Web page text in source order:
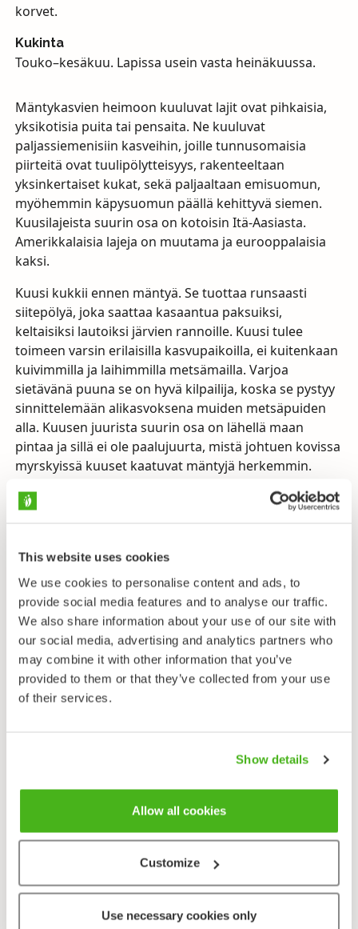
This website uses cookies
We use cookies to personalise content and ads, to
provide social media features and to analyse our traffic.
We also share information about your use of our site with
our social media, advertising and analytics partners who
may combine it with other information that you’ve
provided to them or that they’ve collected from your use
of their services.
Show details
Allow all cookies
Customize
Use necessary cookies only
korvet.
Kukinta
Touko–kesäkuu. Lapissa usein vasta heinäkuussa.
Mäntykasvien heimoon kuuluvat lajit ovat pihkaisia,
yksikotisia puita tai pensaita. Ne kuuluvat
paljassiemenisiin kasveihin, joille tunnusomaisia
piirteitä ovat tuulipölytteisyys, rakenteeltaan
yksinkertaiset kukat, sekä paljaaltaan emisuomun,
myöhemmin käpysuomun päällä kehittyvä siemen.
Kuusilajeista suurin osa on kotoisin Itä-Aasiasta.
Amerikkalaisia lajeja on muutama ja eurooppalaisia
kaksi.
Kuusi kukkii ennen mäntyä. Se tuottaa runsaasti
siitepölyä, joka saattaa kasaantua paksuiksi,
keltaisiksi lautoiksi järvien rannoille. Kuusi tulee
toimeen varsin erilaisilla kasvupaikoilla, ei kuitenkaan
kuivimmilla ja laihimmilla metsämailla. Varjoa
sietävänä puuna se on hyvä kilpailija, koska se pystyy
sinnittelemään alikasvoksena muiden metsäpuiden
alla. Kuusen juurista suurin osa on lähellä maan
pintaa ja sillä ei ole paalujuurta, mistä johtuen kovissa
myrskyissä kuuset kaatuvat mäntyjä herkemmin.
Kuusi on Suomen toiseksi yleisin puulaji. (Mänty on
metsäkuusi jakautuu kahteen alalajiin, joista
leveämpilatvuksinen nimilaji euroopankuusi (ssp.
abies) vallitsee Etelä-Suomessa ja erittäin
kapealatvuksinen siperiankuusi (ssp.
obovata
) Pohjois-
Suomessa. Monissa teoksissa siperiankuusi
luokitellaan omaksi lajikseen
Picea obovata
. Laji tai
alalaji, se on euroopankuusta lyhyempi (max. 20 m),
kapeampi ja pienikäpyisempi. Välimuodot ovat hyvin
tunnetuimmista on riippuvaoksainen, harvaan
aurea), purppura- (f.
riippakuusi (f.viminalis).
Harmaadouglaskuusi (Lännendouglaskuusi)
Pseudozuga menziesii